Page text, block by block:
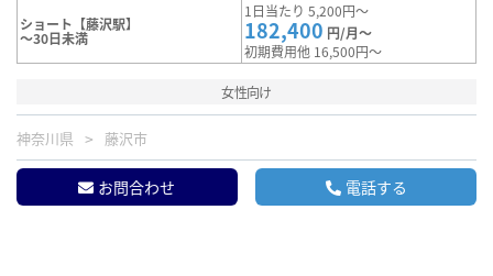
ショート【藤沢駅】
～30日未満
1日当たり 5,200円～
182,400 円/月～
初期費用他 16,500円～
女性向け
神奈川県 藤沢市
お問合わせ 電話する